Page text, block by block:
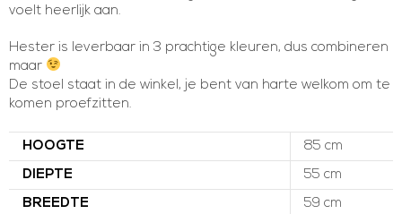
voelt heerlijk aan.
Hester is leverbaar in 3 prachtige kleuren, dus combineren
maar
De stoel staat in de winkel, je bent van harte welkom om te
komen proefzitten.
HOOGTE 85 cm
DIEPTE 55 cm
BREEDTE 59 cm